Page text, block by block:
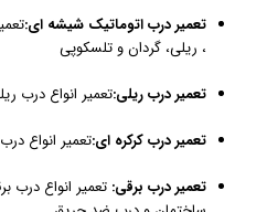
تعمیر درب اتوماتیک شیشه ای:
، ریلی، گردان و تلسکوپی
تعمیر درب ریلی:تعمیر انواع درب
تعمیر درب کرکره ای:تعمیر انواع
تعمیر درب برقی: تعمیر انواع درب